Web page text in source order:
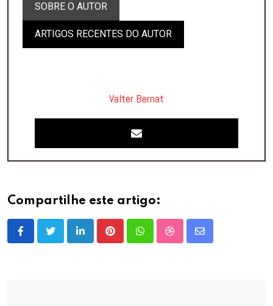
SOBRE O AUTOR
ARTIGOS RECENTES DO AUTOR
Valter Bernat
Compartilhe este artigo:
LinkedInPinterestWhatsappStumbleUpon
Share